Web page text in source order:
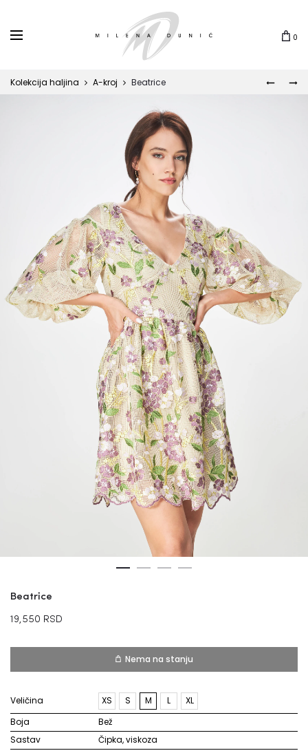
0
AMÉLIE
Kolekcija haljina A-kroj Beatrice
Beatrice
19,550 RSD
Nema na stanju
Veličina XS S M L
XL
Boja
bež
Sastav
čipka, viskoza